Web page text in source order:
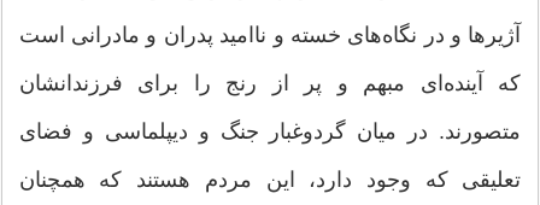
آژیرها و در نگاه‌های خسته و ناامید پدران و مادرانی است
که آینده‌ای مبهم و پر از رنج را برای فرزندانشان
متصورند. در میان گردوغبار جنگ و دیپلماسی و فضای
تعلیقی که وجود دارد، این مردم‌ هستند که همچنان